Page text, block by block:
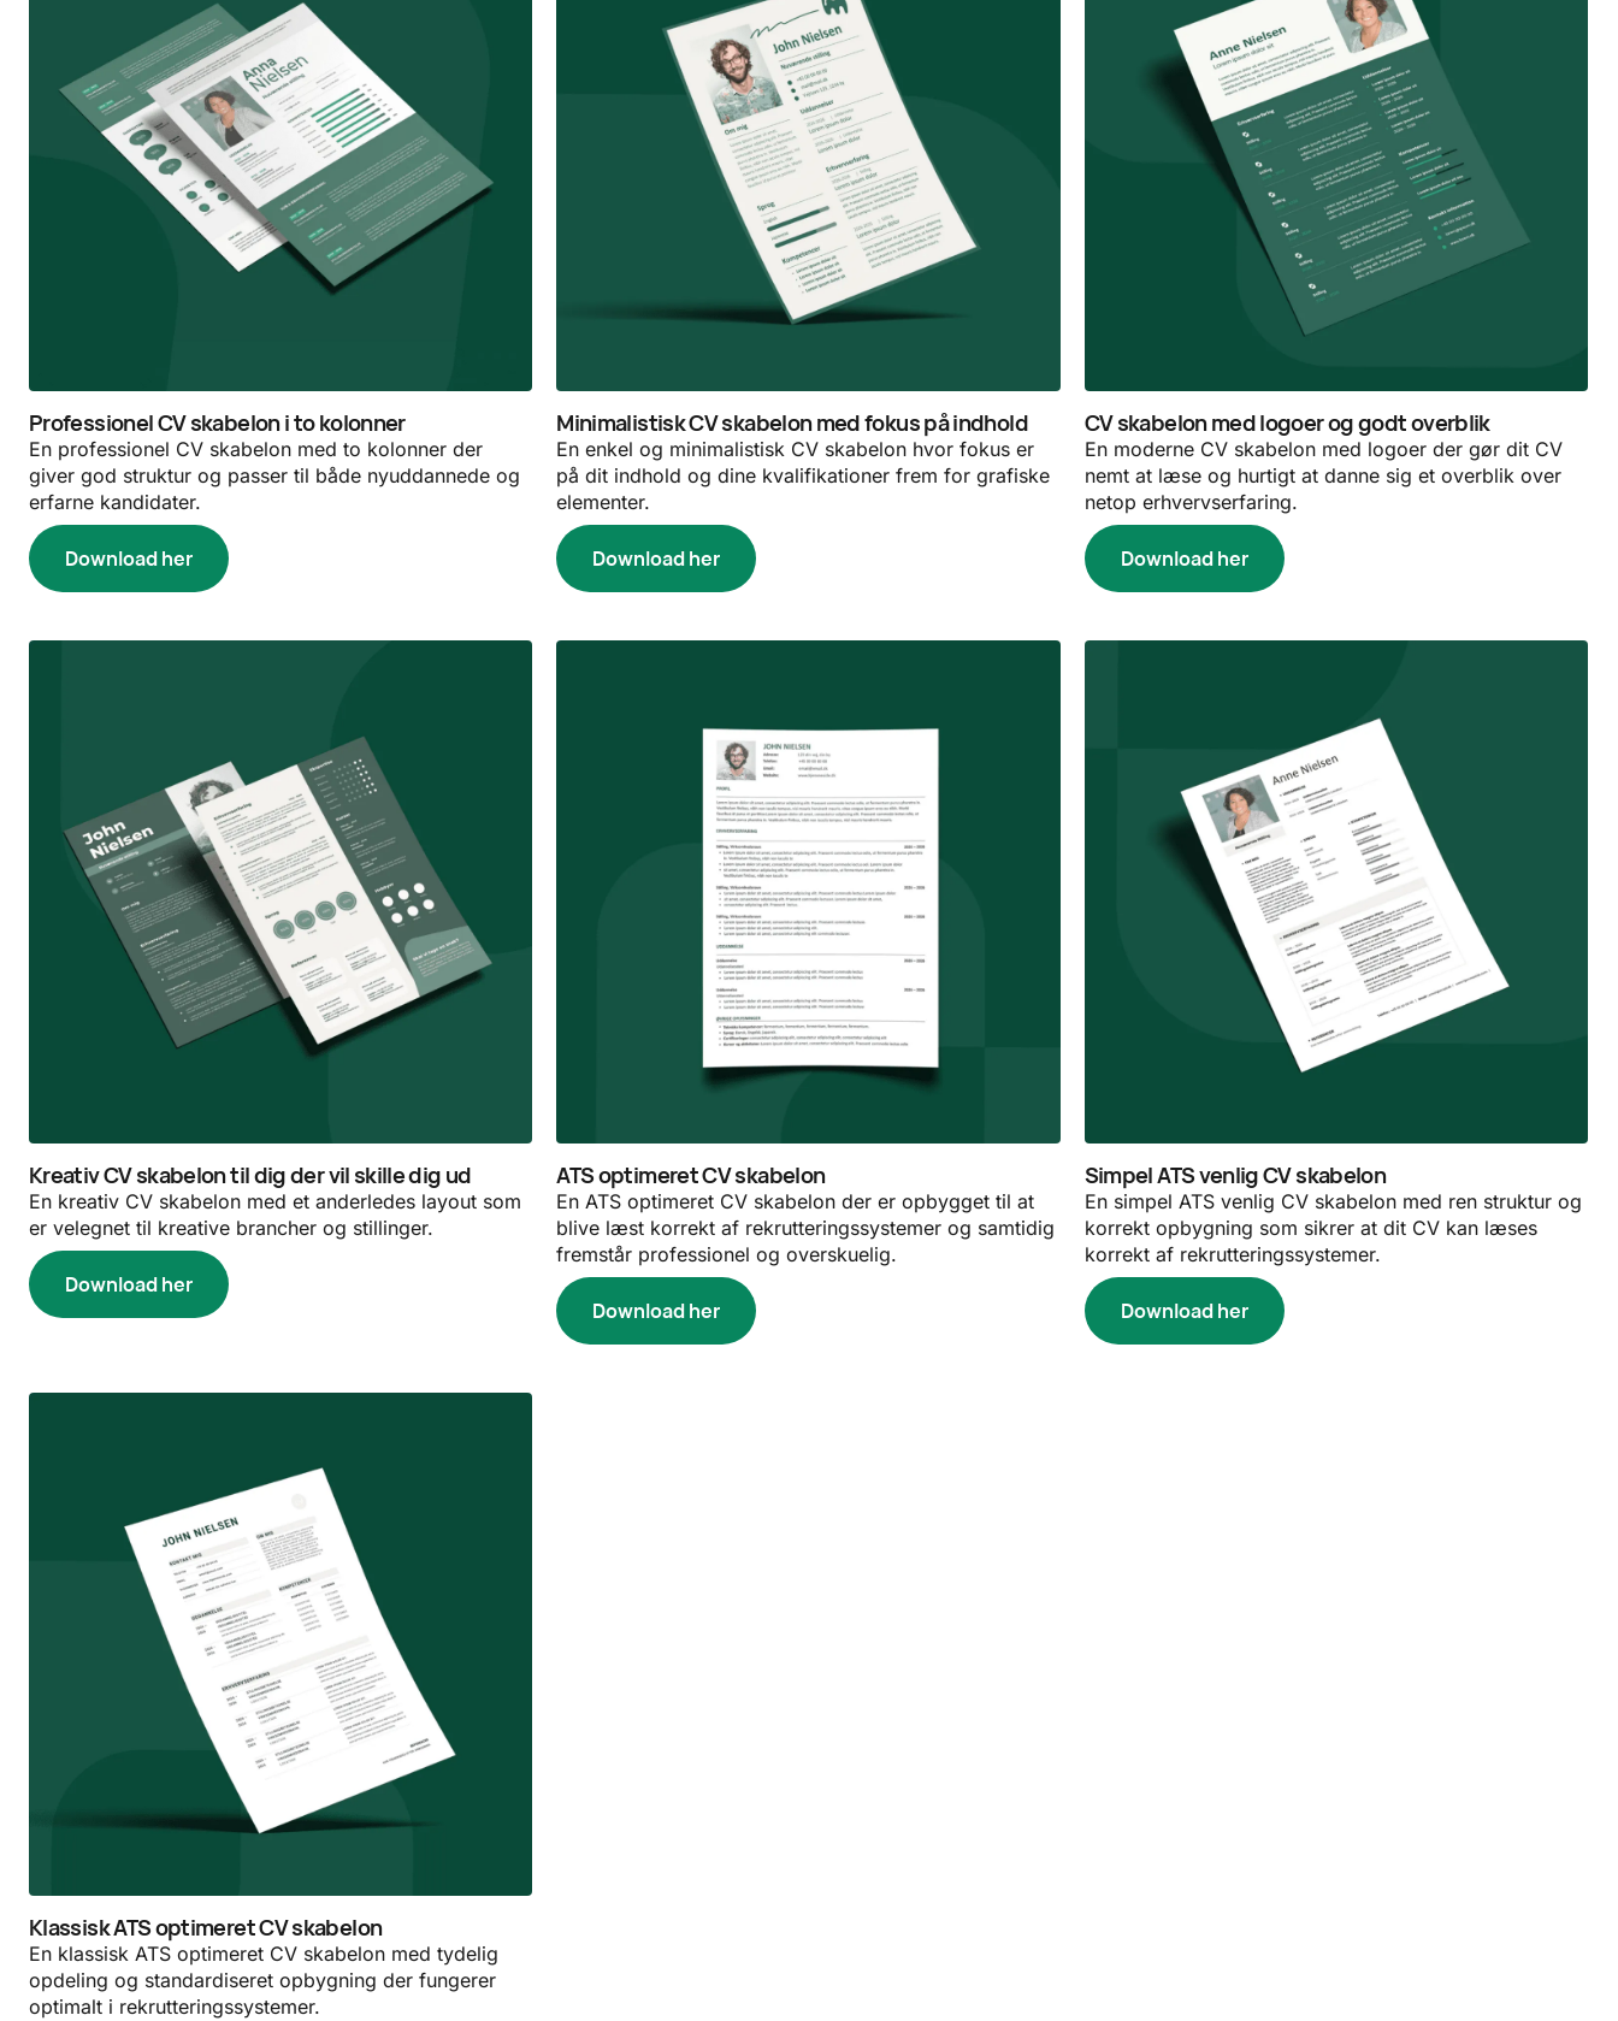
Professionel CV skabelon i to kolonner
En professionel CV skabelon med to kolonner der
giver god struktur og passer til både nyuddannede og
erfarne kandidater.
Download her
Minimalistisk CV skabelon med fokus på indhold
En enkel og minimalistisk CV skabelon hvor fokus er
på dit indhold og dine kvalifikationer frem for grafiske
elementer.
Download her
CV skabelon med logoer og godt overblik
En moderne CV skabelon med logoer der gør dit CV
nemt at læse og hurtigt at danne sig et overblik over
netop erhvervserfaring.
Download her
Kreativ CV skabelon til dig der vil skille dig ud
En kreativ CV skabelon med et anderledes layout som
er velegnet til kreative brancher og stillinger.
Download her
ATS optimeret CV skabelon
En ATS optimeret CV skabelon der er opbygget til at
blive læst korrekt af rekrutteringssystemer og samtidig
fremstår professionel og overskuelig.
Download her
Simpel ATS venlig CV skabelon
En simpel ATS venlig CV skabelon med ren struktur og
korrekt opbygning som sikrer at dit CV kan læses
korrekt af rekrutteringssystemer.
Download her
Klassisk ATS optimeret CV skabelon
En klassisk ATS optimeret CV skabelon med tydelig
opdeling og standardiseret opbygning der fungerer
optimalt i rekrutteringssystemer.